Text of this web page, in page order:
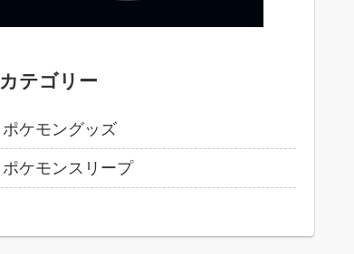
カテゴリー
ポケモングッズ
ポケモンスリープ